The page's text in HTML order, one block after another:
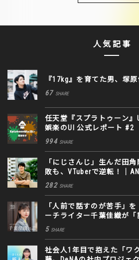
人気記事
『17kg』を育てた男、塚
67 SHARE
任天堂『スプラトゥーン
娯楽のUI 公式レポート #2
994 SHARE
「にじさんじ」生んだ田
敗も、VTuberで逆転！｜
282 SHARE
「人前で話すのが苦手」
ーチライター千葉佳織が
に込めた思い
5 SHARE
社会人1年目で抱えた「ワ